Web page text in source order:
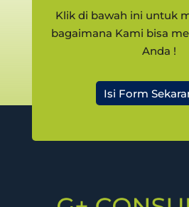
Klik di bawah ini untuk
bagaimana Kami bisa
Anda !
Isi Form